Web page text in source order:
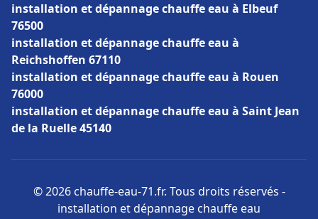
installation et dépannage chauffe eau à Elbeuf
76500
installation et dépannage chauffe eau à
Reichshoffen 67110
installation et dépannage chauffe eau à Rouen
76000
installation et dépannage chauffe eau à Saint Jean
de la Ruelle 45140
© 2026 chauffe-eau-71.fr. Tous droits réservés -
installation et dépannage chauffe eau